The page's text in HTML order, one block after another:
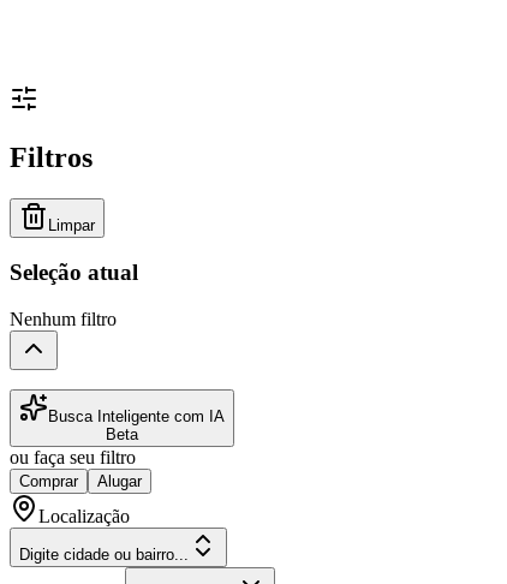
Filtros
Limpar
Seleção atual
Nenhum filtro
Busca Inteligente com IA
Beta
ou faça seu filtro
Comprar Alugar
Localização
Digite cidade ou bairro...